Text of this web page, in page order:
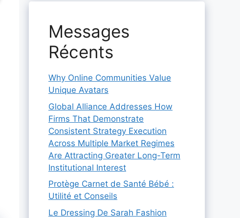
Messages
Récents
Why Online Communities Value
Unique Avatars
Global Alliance Addresses How
Firms That Demonstrate
Consistent Strategy Execution
Across Multiple Market Regimes
Are Attracting Greater Long-Term
Institutional Interest
Protège Carnet de Santé Bébé :
Utilité et Conseils
Le Dressing De Sarah Fashion